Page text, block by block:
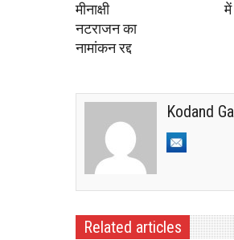
मीनाक्षी
नटराजन का
नामांकन रद्द
में
Kodand
Related articles